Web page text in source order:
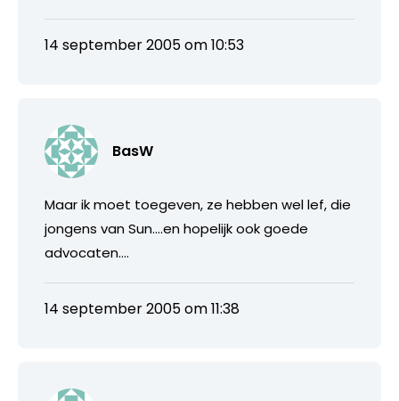
14 september 2005 om 10:53
BasW
Maar ik moet toegeven, ze hebben wel lef, die
jongens van Sun….en hopelijk ook goede
advocaten….
14 september 2005 om 11:38